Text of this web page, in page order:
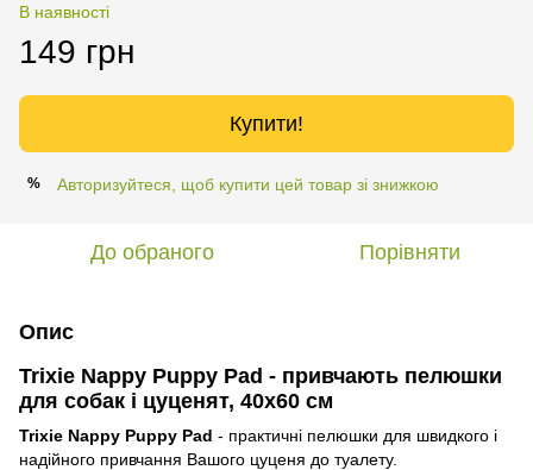
В наявності
149 грн
Купити!
% Авторизуйтеся, щоб купити цей товар зі знижкою
До обраного Порівняти
Опис
Trixie Nappy Puppy Pad - привчають пелюшки
для собак і цуценят, 40х60 см
Trixie Nappy Puppy Pad - практичні пелюшки для швидкого і
надійного привчання Вашого цуценя до туалету.